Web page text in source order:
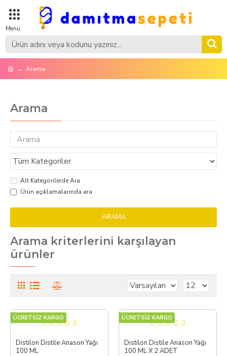
Arama
Arama
Alt Kategorilerde Ara
Ürün açıklamalarında ara
ARAMA
Arama kriterlerini karşılayan
ürünler
ÜCRETSİZ KARGO
Distilon Distile Anason Yağı
100 ML
ÜCRETSİZ KARGO
Distilon Distile Anason Yağı
100 ML X 2 ADET